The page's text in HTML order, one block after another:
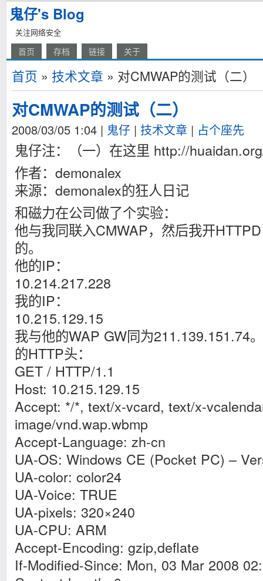
鬼仔's Blog
关注网络安全
首页 存档 链接 关于
首页 » 技术文章 » 对CMWAP的测试（二）
对CMWAP的测试（二）
2008/03/05 1:04 | 鬼仔 | 技术文章 | 占个座先
鬼仔注：（一）在这里 http://
作者：demonalex
来源：demonalex的狂人日记
和磁力在公司做了个实验：
他与我同联入CMWAP，然后我开
的。
他的IP：
10.214.217.228
我的IP：
10.215.129.15
我与他的WAP GW同为211.139.151.74
的HTTP头：
GET / HTTP/1.1
Host: 10.215.129.15
Accept: */*, text/x-vcard, text/x-
image/vnd.wap.wbmp
Accept-Language: zh-cn
UA-OS: Windows CE (Pocket PC) –
UA-color: color24
UA-Voice: TRUE
UA-pixels: 320×240
UA-CPU: ARM
Accept-Encoding: gzip,deflate
If-Modified-Since: Mon, 03 Mar 2008